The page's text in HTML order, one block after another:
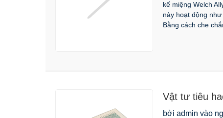
kế miệng Welch
này hoạt động
Bằng cách che
Vật tư tiêu
dụng của
bởi admin vào